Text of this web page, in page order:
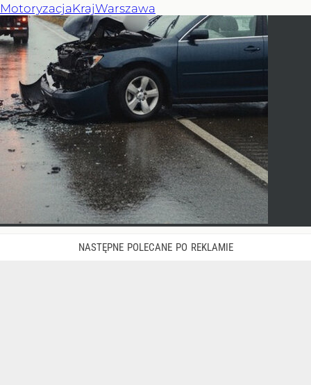
MotoryzacjaKrajWarszawa